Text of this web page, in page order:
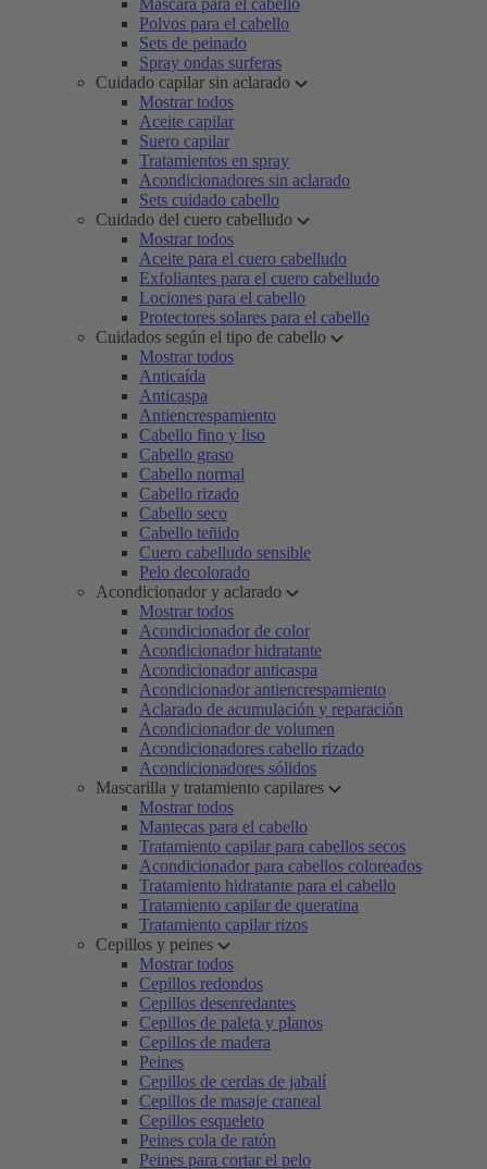
Máscara para el cabello
Polvos para el cabello
Sets de peinado
Spray ondas surferas
Cuidado capilar sin aclarado
Mostrar todos
Aceite capilar
Suero capilar
Tratamientos en spray
Acondicionadores sin aclarado
Sets cuidado cabello
Cuidado del cuero cabelludo
Mostrar todos
Aceite para el cuero cabelludo
Exfoliantes para el cuero cabelludo
Lociones para el cabello
Protectores solares para el cabello
Cuidados según el tipo de cabello
Mostrar todos
Anticaída
Anticaspa
Antiencrespamiento
Cabello fino y liso
Cabello graso
Cabello normal
Cabello rizado
Cabello seco
Cabello teñido
Cuero cabelludo sensible
Pelo decolorado
Acondicionador y aclarado
Mostrar todos
Acondicionador de color
Acondicionador hidratante
Acondicionador anticaspa
Acondicionador antiencrespamiento
Aclarado de acumulación y reparación
Acondicionador de volumen
Acondicionadores cabello rizado
Acondicionadores sólidos
Mascarilla y tratamiento capilares
Mostrar todos
Mantecas para el cabello
Tratamiento capilar para cabellos secos
Acondicionador para cabellos coloreados
Tratamiento hidratante para el cabello
Tratamiento capilar de queratina
Tratamiento capilar rizos
Cepillos y peines
Mostrar todos
Cepillos redondos
Cepillos desenredantes
Cepillos de paleta y planos
Cepillos de madera
Peines
Cepillos de cerdas de jabalí
Cepillos de masaje craneal
Cepillos esqueleto
Peines cola de ratón
Peines para cortar el pelo